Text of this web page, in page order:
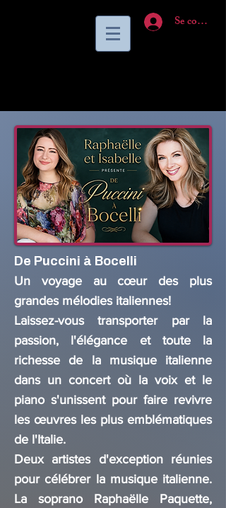
Se connecter
De Puccini à Bocelli
Un voyage au cœur des plus
grandes mélodies italiennes!
Laissez-vous transporter par la
passion, l'élégance et toute la
richesse de la musique italienne
dans un concert où la voix et le
piano s'unissent pour faire revivre
les œuvres les plus emblématiques
de l'Italie.
Deux artistes d'exception réunies
pour célébrer la musique italienne.
La soprano Raphaëlle Paquette,